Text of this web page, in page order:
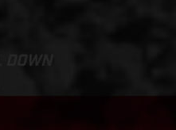
DOWN